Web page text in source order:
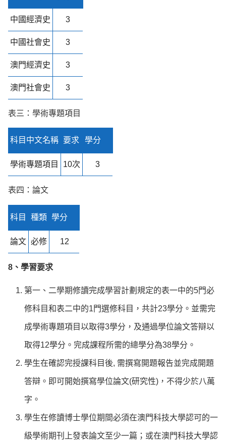
中國經濟史 3
中國社會史 3
澳門經濟史 3
澳門社會史 3
表三：學術專題項目
科目中文名稱 要求 學分
學術專題項目 10次 3
表四：論文
科目 種類 學分
論文 必修 12
8、學習要求
第一、二學期修讀完成學習計劃規定的表一中的5門必
修科目和表二中的1門選修科目，共計23學分。並需完
成學術專題項目以取得3學分，及通過學位論文答辯以
取得12學分。完成課程所需的總學分為38學分。
學生在確認完授課科目後, 需撰寫開題報告並完成開題
答辯。即可開始撰寫學位論文(研究性)，不得少於八萬
字。
學生在修讀博士學位期間必須在澳門科技大學認可的一
級學術期刊上發表論文至少一篇；或在澳門科技大學認